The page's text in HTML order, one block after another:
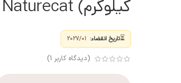
کیلوگرم) Josera Naturecat
⏳تاریخ انقضاء:
(دیدگاه کاربر 1
)